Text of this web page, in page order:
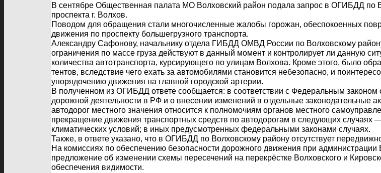
В сентябре Общественная палата МО Волховский район подала запрос в ОГИБДД по
проспекта г. Волхов.
Поводом для обращения стали многочисленные жалобы горожан, обеспокоенных
движения по проспекту большегрузного транспорта.
Александру Сафонову, начальнику отдела ГИБДД ОМВД России по Волховскому
ограничения по массе груза действуют в данный момент и контролирует ли данную
количества автотранспорта, курсирующего по улицам Волхова. Кроме этого, было
тентов, вследствие чего ехать за автомобилями становится небезопасно, и
упорядочению движения на главной городской артерии.
В полученном из ОГИБДД ответе сообщается: в соответствии с Федеральным
дорожной деятельности в РФ и о внесении изменений в отдельные законодательные
автодорог местного значения относится к полномочиям органов местного
прекращение движения транспортных средств по автодорогам в следующих случаях
климатических условий; в иных предусмотренных федеральными законами случаях.
Также, в ответе указано, что в ОГИБДД по Волховскому району отсутствует
На комиссиях по обеспечению безопасности дорожного движения при
предложение об изменении схемы пересечений на перекрёстке Волховского и
обеспечения видимости.